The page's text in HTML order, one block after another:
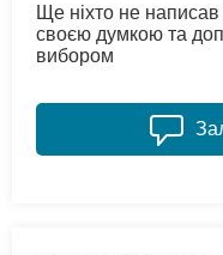
Ще ніхто не написав
своєю думкою та
вибором